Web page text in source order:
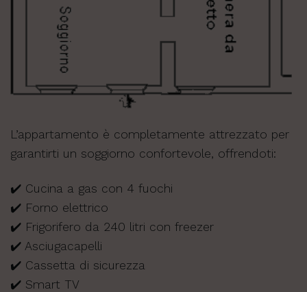
L’appartamento è completamente attrezzato per
garantirti un soggiorno confortevole, offrendoti:
✔️ Cucina a gas con 4 fuochi
✔️ Forno elettrico
✔️ Frigorifero da 240 litri con freezer
✔️ Asciugacapelli
✔️ Cassetta di sicurezza
✔️ Smart TV